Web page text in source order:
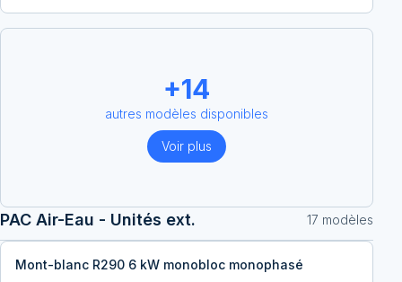
+14
autres modèles disponibles
Voir plus
PAC Air-Eau - Unités ext. 17 modèles
Mont-blanc R290 6 kW monobloc monophasé